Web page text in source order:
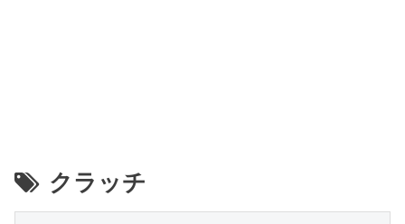
クラッチ